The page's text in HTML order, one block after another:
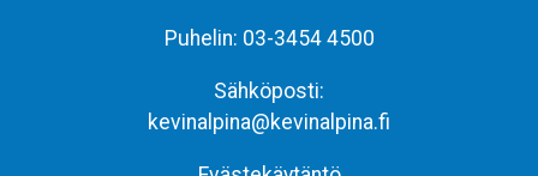
Puhelin: 03-3454 4500
Sähköposti:
kevinalpina@kevinalpina.fi